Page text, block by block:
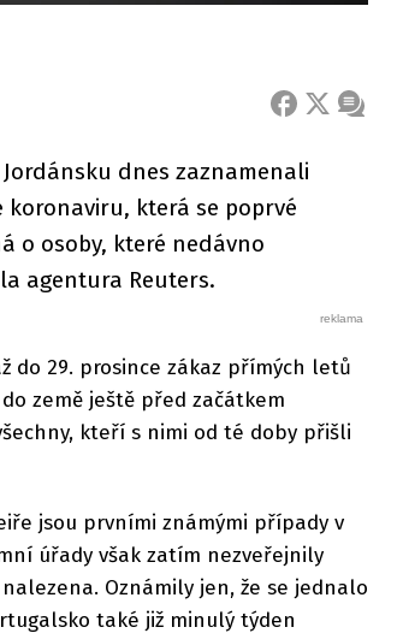
FACEBOOK
X
dnes zaznamenali
která se poprvé
o osoby, které nedávno
agentura Reuters.
do 29. prosince zákaz přímých letů
země ještě před začátkem
kteří s nimi od té doby přišli
jsou prvními známými případy v
úřady však zatím nezveřejnily
Oznámily jen, že se jednalo
také již minulý týden